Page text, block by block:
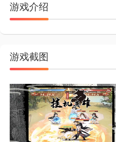
游戏介绍
游戏截图